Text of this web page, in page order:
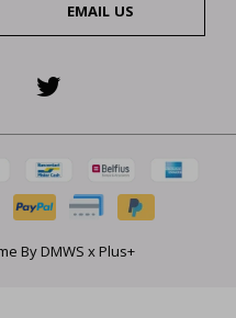
EMAIL US
ByDMWS xPlus+